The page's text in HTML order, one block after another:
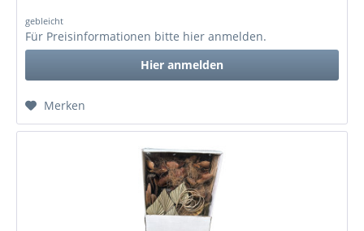
gebleicht
Für Preisinformationen bitte hier anmelden.
Hier anmelden
Merken